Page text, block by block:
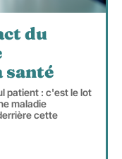
du
santé
patient : c'est le lot
maladie
cette